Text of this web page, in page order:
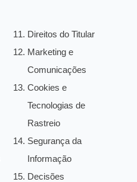
Direitos do Titular
Marketing e
Comunicações
Cookies e
Tecnologias de
Rastreio
Segurança da
Informação
Decisões